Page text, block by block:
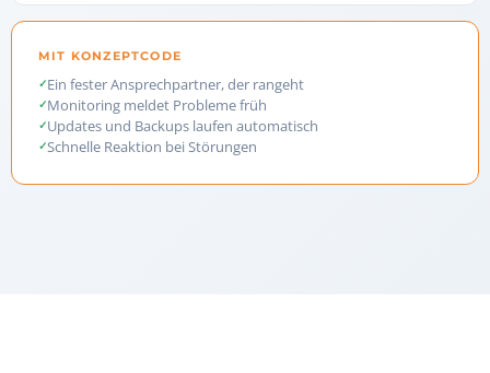
MIT KONZEPTCODE
Ein fester Ansprechpartner, der rangeht
Monitoring meldet Probleme früh
Updates und Backups laufen automatisch
Schnelle Reaktion bei Störungen